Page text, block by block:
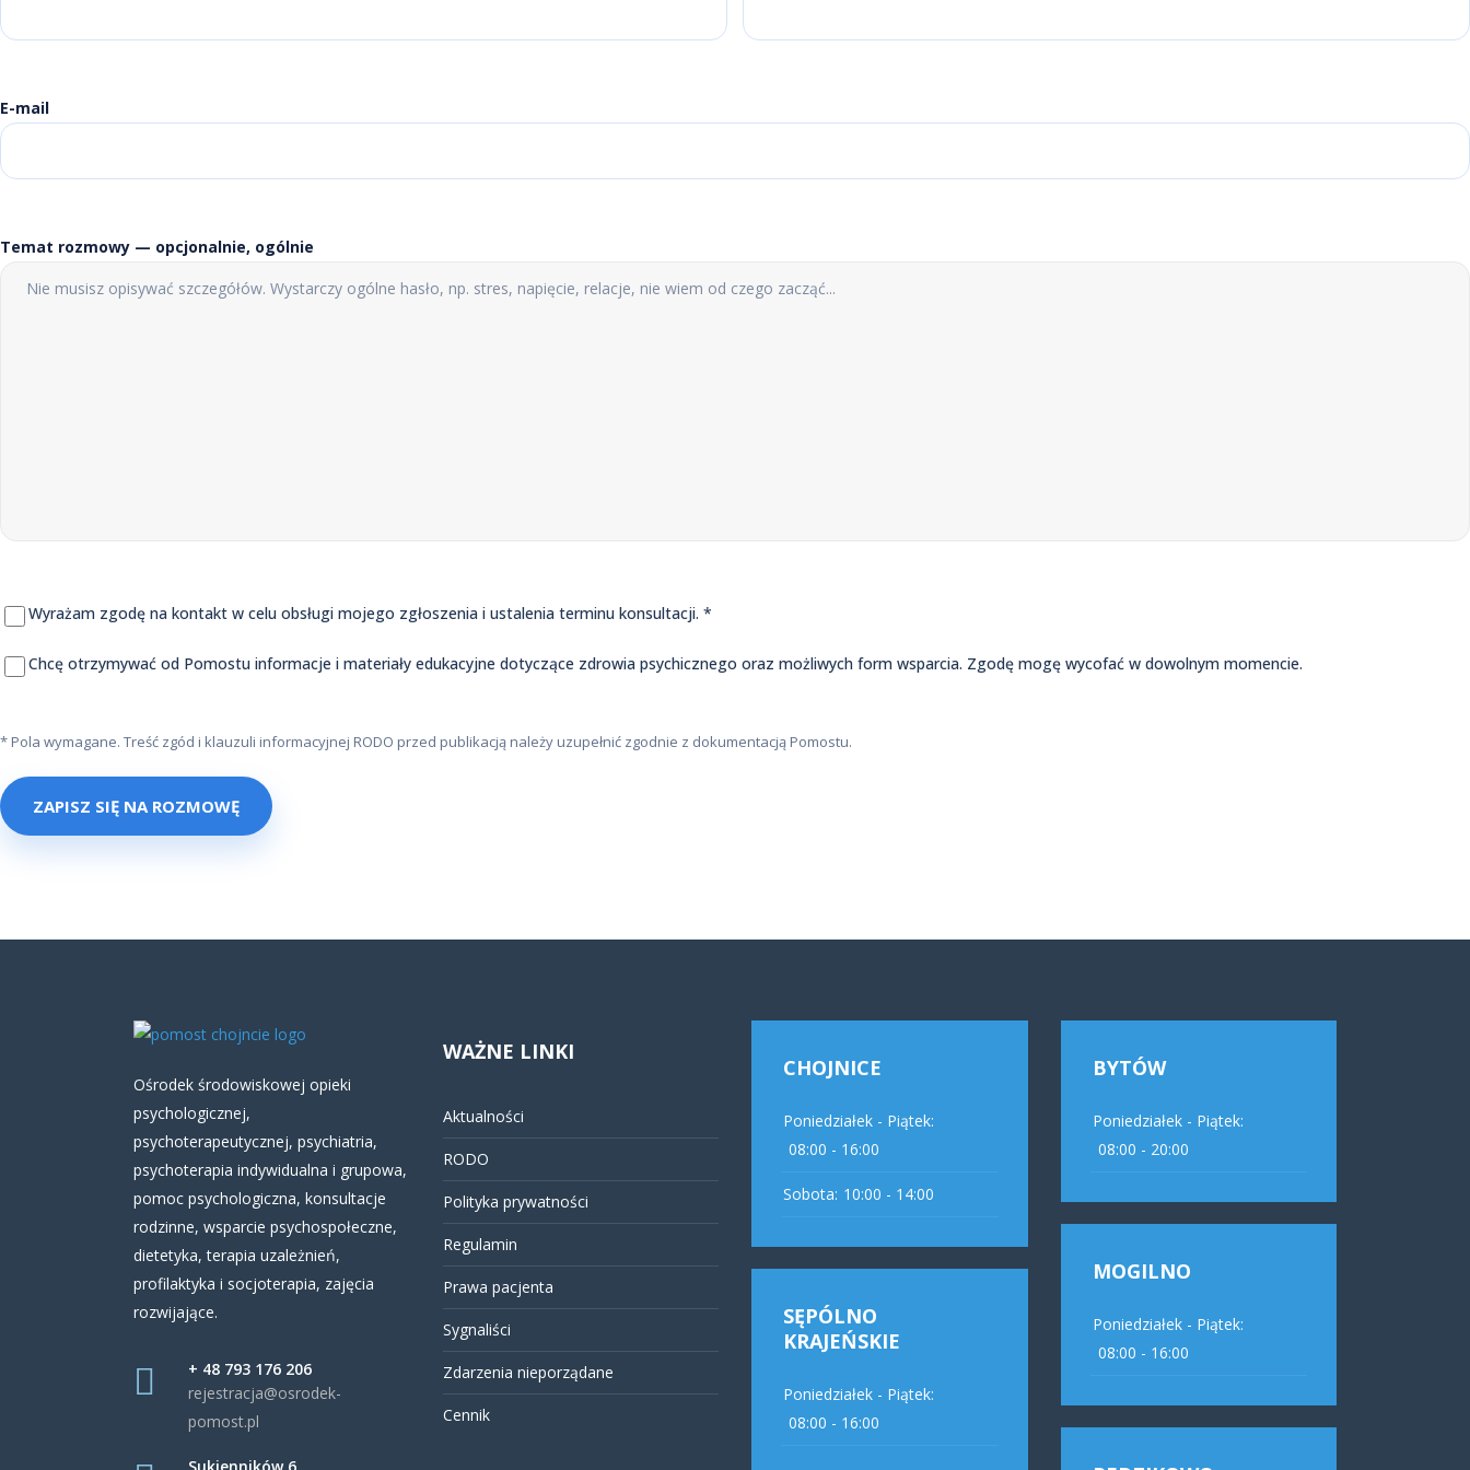
E-mail
Temat rozmowy — opcjonalnie, ogólnie
Wyrażam zgodę na kontakt w celu obsługi mojego zgłoszenia i ustalenia terminu konsultacji. *
Chcę otrzymywać od Pomostu informacje i materiały edukacyjne dotyczące zdrowia psychicznego oraz możliwych form wsparcia. Zgodę mogę wycofać w dowolnym momencie.
* Pola wymagane. Treść zgód i klauzuli informacyjnej RODO przed publikacją należy uzupełnić zgodnie z dokumentacją Pomostu.
Ośrodek środowiskowej opieki
psychologicznej,
psychoterapeutycznej, psychiatria,
psychoterapia indywidualna i grupowa,
pomoc psychologiczna, konsultacje
rodzinne, wsparcie psychospołeczne,
dietetyka, terapia uzależnień,
profilaktyka i socjoterapia, zajęcia
rozwijające.
+ 48 793 176 206
rejestracja@osrodek-
pomost.pl
WAŻNE LINKI
Aktualności
RODO
Polityka prywatności
Regulamin
Prawa pacjenta
Sygnaliści
Zdarzenia nieporządane
Cennik
CHOJNICE
Poniedziałek - Piątek:
08:00 - 16:00
Sobota: 10:00 - 14:00
SĘPÓLNO
KRAJEŃSKIE
Poniedziałek - Piątek:
08:00 - 16:00
BYTÓW
Poniedziałek - Piątek:
08:00 - 20:00
MOGILNO
Poniedziałek - Piątek:
08:00 - 16:00